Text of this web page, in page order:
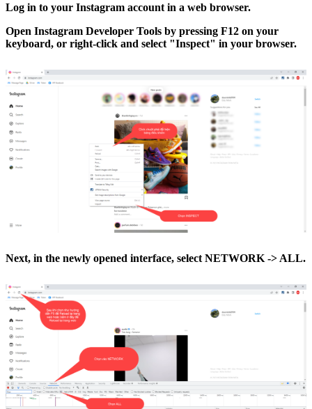
Log in to your Instagram account in a web browser.
Open Instagram Developer Tools by pressing F12 on your
keyboard, or right-click and select "Inspect" in your browser.
Next, in the newly opened interface, select NETWORK -> ALL.